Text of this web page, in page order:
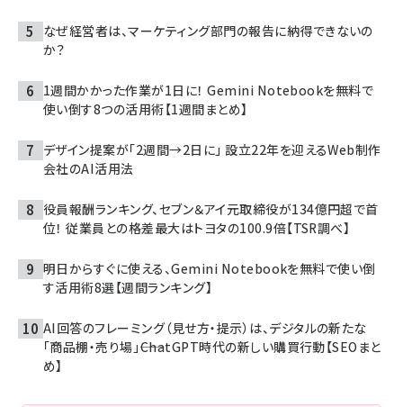
なぜ経営者は、マーケティング部門の報告に納得できないの
か？
1週間かかった作業が1日に！ Gemini Notebookを無料で
使い倒す8つの活用術【1週間まとめ】
デザイン提案が「2週間→2日に」 設立22年を迎えるWeb制作
会社のAI活用法
役員報酬ランキング、セブン＆アイ元取締役が134億円超で首
位！ 従業員との格差最大はトヨタの100.9倍【TSR調べ】
明日からすぐに使える、Gemini Notebookを無料で使い倒
す活用術8選【週間ランキング】
AI回答のフレーミング（見せ方・提示）は、デジタルの新たな
「商品棚・売り場」――ChatGPT時代の新しい購買行動【SEOまと
め】